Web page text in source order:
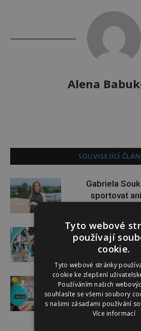
Alena
SOUVISEJÍCÍ
Gabriela
sportovat
Dopřejte si na
pauzu plnou
Dánský řetězec
České
Tyto webové
používají
cookie.
Tyto webové stránky
cookie ke zlepšení
Používáním našich
souhlasíte se všemi soubory
s našimi zásadami používání
Více informací